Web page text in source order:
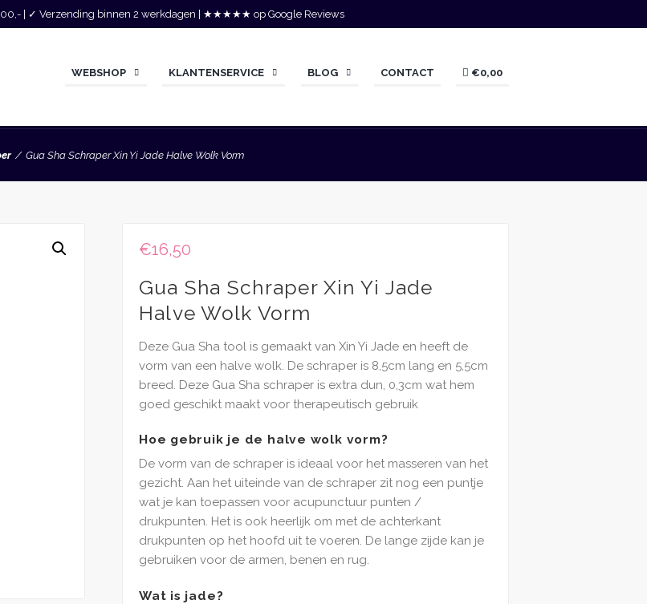
| ✓ Verzending binnen 2 werkdagen | ★★★★★ op Google Reviews
WEBSHOP KLANTENSERVICE BLOG CONTACT €0,00
Gua Sha Schraper Xin Yi Jade Halve Wolk Vorm
€16,50
Gua Sha Schraper Xin Yi Jade
Halve Wolk Vorm
Deze Gua Sha tool is gemaakt van Xin Yi Jade en heeft de
vorm van een halve wolk. De schraper is 8,5cm lang en 5,5cm
breed. Deze Gua Sha schraper is extra dun, 0,3cm wat hem
goed geschikt maakt voor therapeutisch gebruik
Hoe gebruik je de halve wolk vorm?
De vorm van de schraper is ideaal voor het masseren van het
gezicht. Aan het uiteinde van de schraper zit nog een puntje
wat je kan toepassen voor acupunctuur punten /
drukpunten. Het is ook heerlijk om met de achterkant
drukpunten op het hoofd uit te voeren. De lange zijde kan je
gebruiken voor de armen, benen en rug.
Wat is jade?